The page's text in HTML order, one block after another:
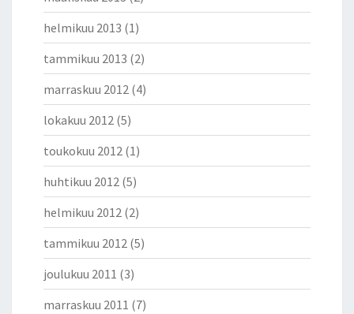
helmikuu 2013 (1)
tammikuu 2013 (2)
marraskuu 2012 (4)
lokakuu 2012 (5)
toukokuu 2012 (1)
huhtikuu 2012 (5)
helmikuu 2012 (2)
tammikuu 2012 (5)
joulukuu 2011 (3)
marraskuu 2011 (7)